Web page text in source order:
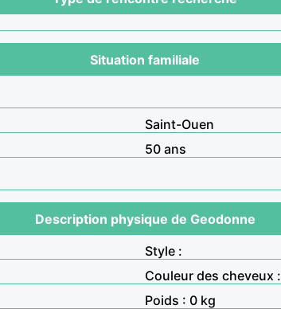
Situation familiale
Saint-Ouen
50 ans
Description physique de Geodonne
Style :
Couleur des cheveux :
Poids : 0 kg